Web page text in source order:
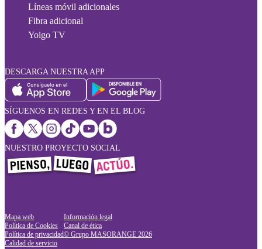
Líneas móvil adicionales
Fibra adicional
Yoigo TV
DESCARGA NUESTRA APP
SÍGUENOS EN REDES Y EN EL BLOG
NUESTRO PROYECTO SOCIAL
Mapa web
Política de Cookies
Política de privacidad
Calidad de servicio
Información legal
Canal de ética
© Grupo MASORANGE 2026